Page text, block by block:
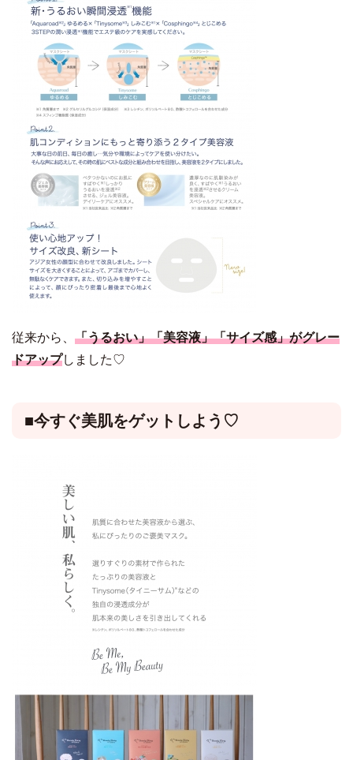
従来から、 「うるおい」「美容液」「サイズ感」がグレー
ドアップしました♡
■今すぐ美肌をゲットしよう♡